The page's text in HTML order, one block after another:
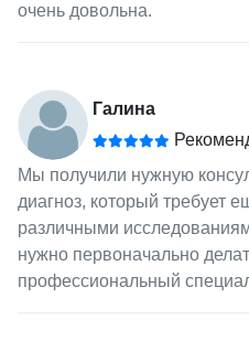
очень довольна.
Галина
Мы получили нужную
диагноз, который требует
различными
нужно первоначально
профессиональный